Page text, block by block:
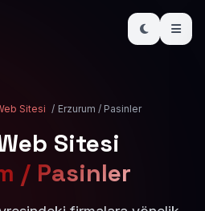
Sitesi / Erzurum / Pasinler
Sitesi
/ Pasinler